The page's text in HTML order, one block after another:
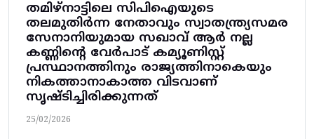
തമിഴ്നാട്ടിലെ സിപിഐയുടെ
തലമുതിർന്ന നേതാവും സ്വാതന്ത്ര്യസമര
സേനാനിയുമായ സഖാവ് ആർ നല്ല
കണ്ണിന്റെ വേർപാട്‌ കമ്യൂണിസ്റ്റ്‌
പ്രസ്ഥാനത്തിനും രാജ്യത്തിനാകെയും
നികത്താനാകാത്ത വിടവാണ്‌
സൃഷ്ടിച്ചിരിക്കുന്നത്‌
25/02/2026